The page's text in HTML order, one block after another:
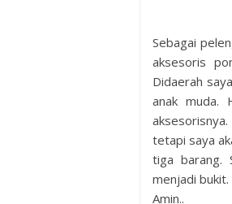
Sebagai
aksesoris
Didaerah
anak muda.
tetapi saya
tiga barang.
menjadi bukit.
Amin..